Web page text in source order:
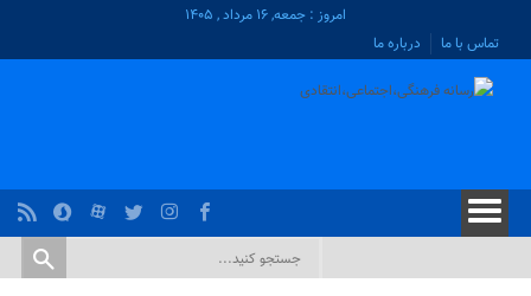
امروز : جمعه, ۱۶ مرداد , ۱۴۰۵
تماس با ما
درباره ما